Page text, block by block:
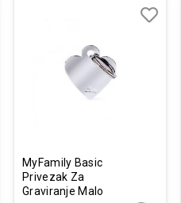
MyFamily Basic
Privezak Za
Graviranje Malo